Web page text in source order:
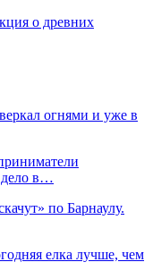
о древних
огнями и уже в
дело в…
по Барнаулу.
елка лучше, чем